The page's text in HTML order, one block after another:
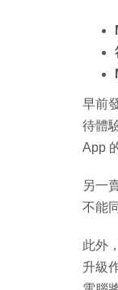
早前
待體
App
另一
不能
此外
升級